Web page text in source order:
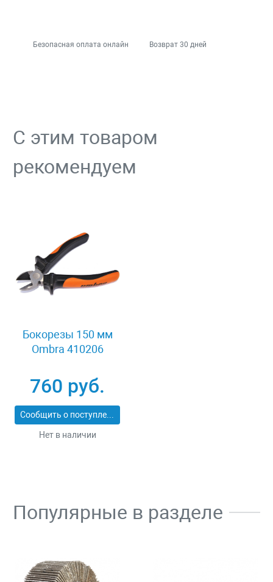
Безопасная оплата онлайн Возврат 30 дней
С этим товаром
рекомендуем
Бокорезы 150 мм
Ombra 410206
760 руб.
Сообщить о поступлении
Нет в наличии
Популярные в разделе